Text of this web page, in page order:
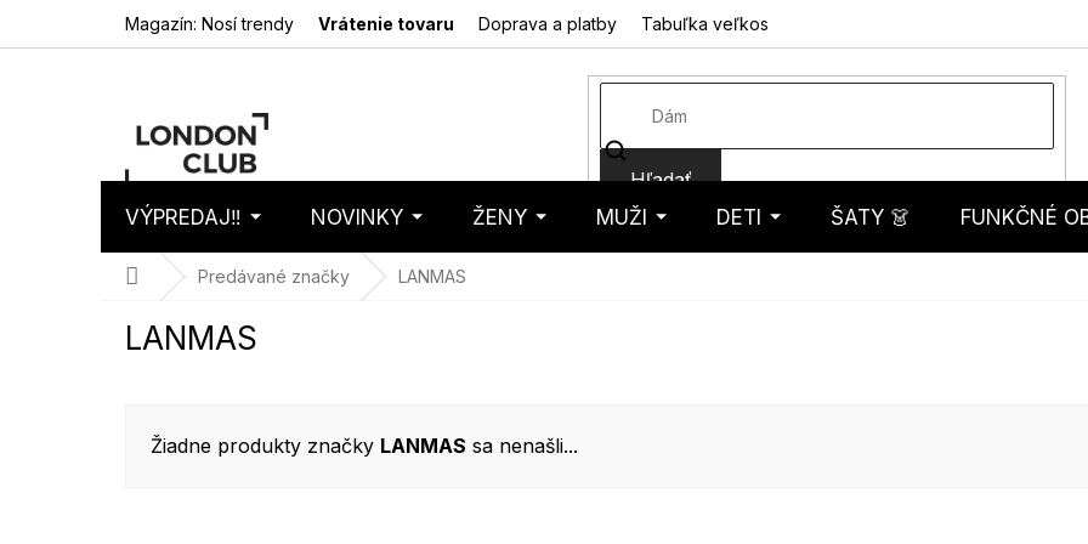
Magazín: Nosí trendy Vrátenie tovaru Doprava a platby Tabuľka veľkostí
Hľadať
košík
VÝPREDAJ‼️ NOVINKY ŽENY MUŽI DETI ŠATY 👗 FUNKČNÉ
DomovPredávané značky LANMAS
LANMAS
Žiadne produkty značky LANMAS sa nenašli...